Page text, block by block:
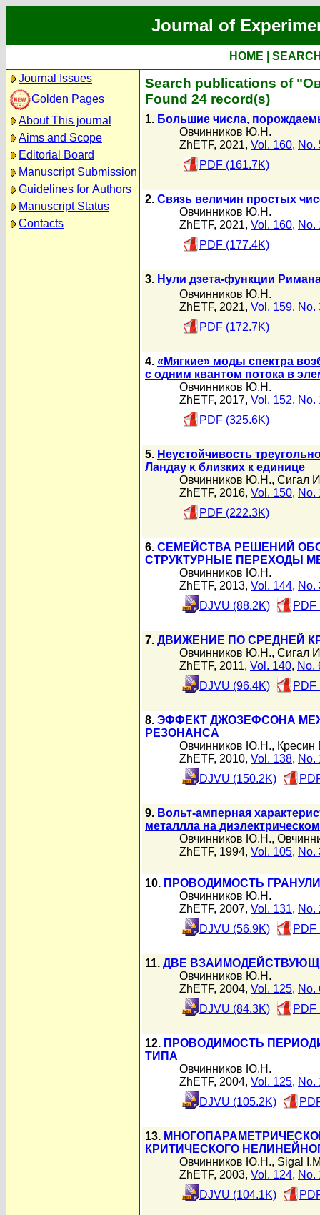
Journal of
HOME
Journal Issues
Golden Pages
About This journal
Aims and Scope
Editorial Board
Manuscript Submission
Guidelines for Authors
Manuscript Status
Contacts
Search publications of
Found 24 record(s)
1. Большие числа,
Овчинников Ю.Н.
ZhETF, 2021, Vol. 160, No.
PDF (161.7K)
2. Связь величин простых
Овчинников Ю.Н.
ZhETF, 2021, Vol. 160, No.
PDF (177.4K)
3. Нули дзета-функции
Овчинников Ю.Н.
ZhETF, 2021, Vol. 159, No.
PDF (172.7K)
4. «Мягкие» моды спектра
с одним квантом потока в
Овчинников Ю.Н.
ZhETF, 2017, Vol. 152, No.
PDF (325.6K)
5. Неустойчивость
Ландау κ близких к единице
Овчинников Ю.Н., Сигал
ZhETF, 2016, Vol. 150, No.
PDF (222.3K)
6. СЕМЕЙСТВА РЕШЕНИЙ
СТРУКТУРНЫЕ ПЕРЕХОДЫ
Овчинников Ю.Н.
ZhETF, 2013, Vol. 144, No.
DJVU (88.2K)
PDF
7. ДВИЖЕНИЕ ПО СРЕДНЕЙ
Овчинников Ю.Н., Сигал
ZhETF, 2011, Vol. 140, No.
DJVU (96.4K)
PDF
8. ЭФФЕКТ ДЖОЗЕФСОНА
РЕЗОНАНСА
Овчинников Ю.Н., Кресин
ZhETF, 2010, Vol. 138, No.
DJVU (150.2K)
9. Вольт-амперная
металлла на
Овчинников Ю.Н.,
ZhETF, 1994, Vol. 105, No.
10. ПРОВОДИМОСТЬ
Овчинников Ю.Н.
ZhETF, 2007, Vol. 131, No.
DJVU (56.9K)
PDF
11. ДВЕ
Овчинников Ю.Н.
ZhETF, 2004, Vol. 125, No.
DJVU (84.3K)
PDF
12. ПРОВОДИМОСТЬ
ТИПА
Овчинников Ю.Н.
ZhETF, 2004, Vol. 125, No.
DJVU (105.2K)
13.
КРИТИЧЕСКОГО
Овчинников Ю.Н., Sigal
ZhETF, 2003, Vol. 124, No.
DJVU (104.1K)